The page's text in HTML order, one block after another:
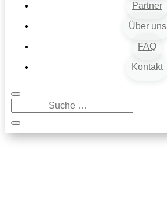
Partner
Über uns
FAQ
Kontakt